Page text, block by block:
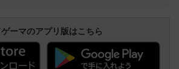
ーマのアプリ版はこちら